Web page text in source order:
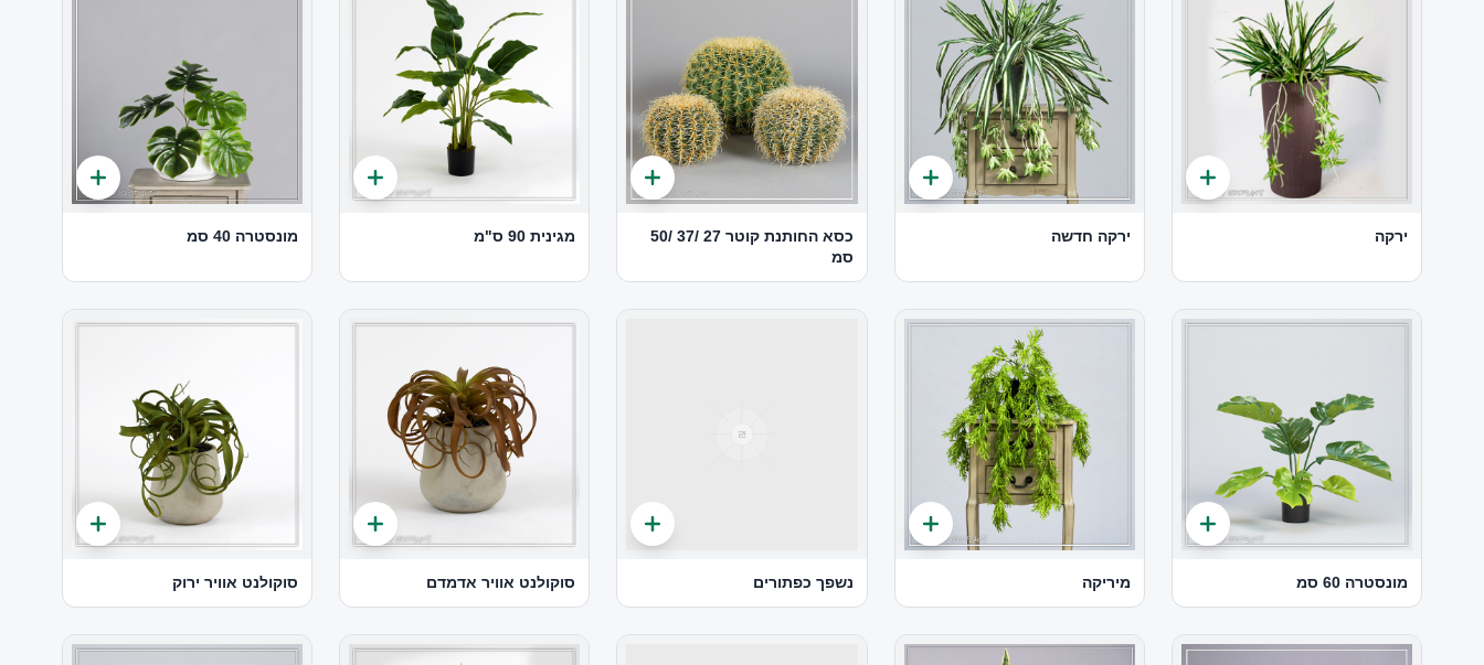
ירקה ירקה חדשה
כסא החותנת קוטר 27 /37 /50
סמ
מגינית 90 ס"מ מונסטרה 40 סמ
מונסטרה 60 סמ מיריקה נשפך כפתורים סוקולנט אוויר אדמדם סוקולנט אוויר ירוק